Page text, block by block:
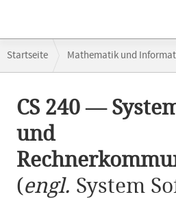
Navigation
Startseite Mathematik und
CS 240 —
und
(engl. System